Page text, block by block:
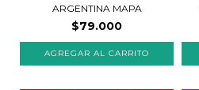
ARGENTINA MAPA
$79.000